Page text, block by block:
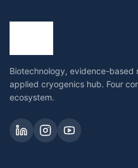
Biotechnology, evidence-based
applied cryogenics hub. Four
ecosystem.